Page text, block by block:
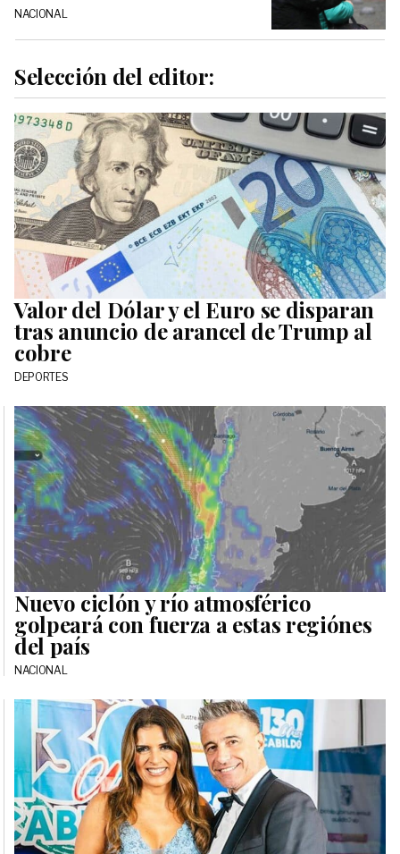
NACIONAL
Selección del editor:
Valor del Dólar y el Euro se disparan
tras anuncio de arancel de Trump al
cobre
DEPORTES
Nuevo ciclón y río atmosférico
golpeará con fuerza a estas regiónes
del país
NACIONAL